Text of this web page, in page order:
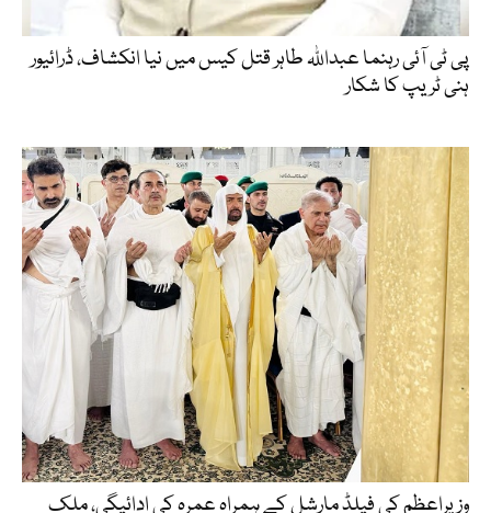
پی ٹی آئی رہنما عبداللہ طاہر قتل کیس میں نیا انکشاف، ڈرائیور
ہنی ٹریپ کا شکار
وزیراعظم کی فیلڈ مارشل کے ہمراہ عمرہ کی ادائیگی، ملک